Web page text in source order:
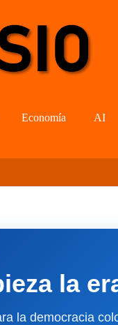
Economía AI
la
la democracia